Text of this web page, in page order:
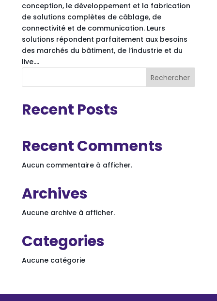
conception, le développement et la fabrication
de solutions complètes de câblage, de
connectivité et de communication. Leurs
solutions répondent parfaitement aux besoins
des marchés du bâtiment, de l’industrie et du
live....
Rechercher
Recent Posts
Recent Comments
Aucun commentaire à afficher.
Archives
Aucune archive à afficher.
Categories
Aucune catégorie